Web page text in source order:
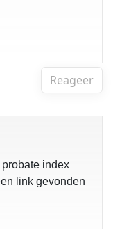
Reageer
index
link gevonden